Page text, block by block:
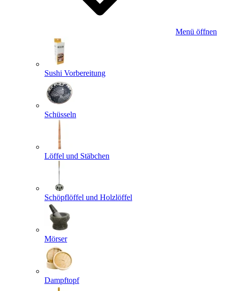
Menü öffnen
Sushi Vorbereitung
Schüsseln
Löffel und Stäbchen
Schöpflöffel und Holzlöffel
Mörser
Dampftopf